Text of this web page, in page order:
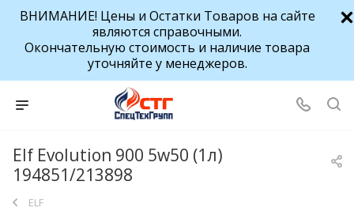
ВНИМАНИЕ! Цены и Остатки Товаров на сайте
являются справочными.
Окончательную стоимость и наличие товара
уточняйте у менеджеров.
Elf Evolution 900 5w50 (1л)
194851/213898
ELF